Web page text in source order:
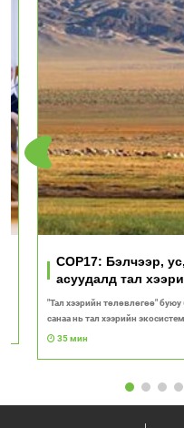
COP17: Бэлчээр,
асуудалд тал
байна
"Тал хээрийн төлөвлөгөө"
санаа нь тал хээрийн
35 мин